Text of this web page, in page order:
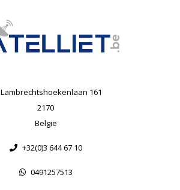
Lambrechtshoekenlaan 161
2170
België
+32(0)3 644 67 10
0491257513